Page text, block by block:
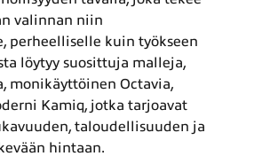
valinnan niin
perheelliselle kuin työkseen
löytyy suosittuja malleja,
monikäyttöinen Octavia,
Kamiq, jotka tarjoavat
taloudellisuuden ja
hintaan.